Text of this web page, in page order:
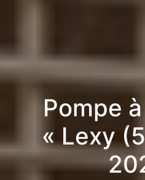
Pompe
« Lexy